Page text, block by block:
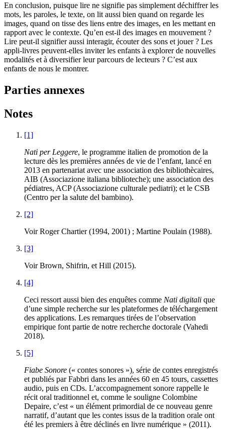
En conclusion, puisque lire ne signifie pas simplement déchiffrer les
mots, les paroles, le texte, on lit aussi bien quand on regarde les
images, quand on tisse des liens entre des images, en les mettant en
rapport avec le contexte. Qu’en est-il des images en mouvement ?
Lire peut-il signifier aussi interagir, écouter des sons et jouer ? Les
appli-livres peuvent-elles inviter les enfants à explorer de nouvelles
modalités et à diversifier leur parcours de lecteurs ? C’est aux
enfants de nous le montrer.
Parties annexes
Notes
[1]
Nati per Leggere, le programme italien de promotion de la
lecture dès les premières années de vie de l’enfant, lancé en
2013 en partenariat avec une association des bibliothècaires,
AIB (Associazione italiana biblioteche); une association des
pédiatres, ACP (Associazione culturale pediatri); et le CSB
(Centro per la salute del bambino).
[2]
Voir Roger Chartier (1994, 2001) ; Martine Poulain (1988).
[3]
Voir Brown, Shifrin, et Hill (2015).
[4]
Ceci ressort aussi bien des enquêtes comme Nati digitali que
d’une simple recherche sur les plateformes de téléchargement
des applications. Les remarques tirées de l’observation
empirique font partie de notre recherche doctorale (Vahedi
2018).
[5]
Fiabe Sonore (« contes sonores »), série de contes enregistrés
et publiés par Fabbri dans les années 60 en 45 tours, cassettes
audio, puis en CDs. L’accompagnement sonore rappelle le
récit oral traditionnel et, comme le souligne Colombine
Depaire, c’est « un élément primordial de ce nouveau genre
narratif, d’autant que les contes issus de la tradition orale ont
été les premiers à être déclinés en livre numérique » (2011).